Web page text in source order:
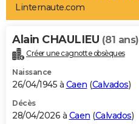
Art de vivre
Bien-être
Loisirs
Mode
Modes de vie
Alimentation
Guide de la santé
Maladies
Médicaments
Sommeil
VOYAGE
Destinations
City break
Voyage nature
Voyage de noces
Forum
Climat
+PHOTO
GUIDES D'ACHAT
BONS PLANS
Linternaute.com
Alain CHAULIEU (81 ans)
Créer une cagnotte obsèques
Naissance
26/04/1945 à Caen (Calvados)
Décès
28/04/2026 à Caen (Calvados)